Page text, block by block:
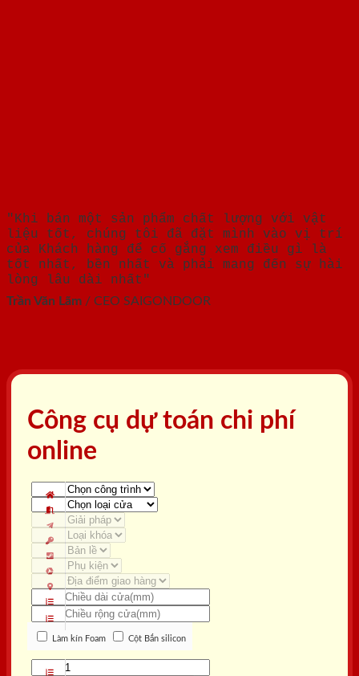
"Khi bán một sản phẩm chất lượng với vật
liệu tốt, chúng tôi đã đặt mình vào vị trí
của Khách hàng để cố gắng xem điều gì là
tốt nhất, bền nhất và phải mang đến sự hài
lòng lâu dài nhất"
Trần Văn Lãm / CEO SAIGONDOOR
Công cụ dự toán chi phí
online
Làm kín Foam Cột Bắn silicon